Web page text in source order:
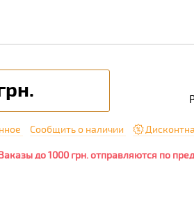
Сообщить о наличии
до 1000 грн. отправляются по